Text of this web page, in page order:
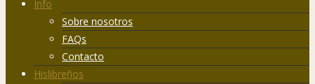
Info
Sobre nosotros
FAQs
Contacto
Hislibreños